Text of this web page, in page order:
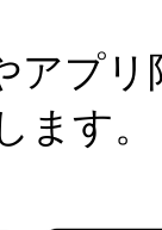
アプリ
ます。